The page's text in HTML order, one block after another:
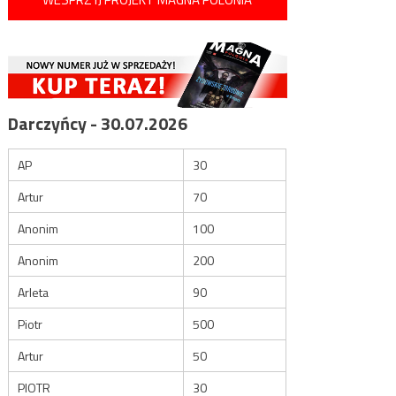
Darczyńcy - 30.07.2026
AP
30
Artur
70
Anonim
100
Anonim
200
Arleta
90
Piotr
500
Artur
50
PIOTR
30